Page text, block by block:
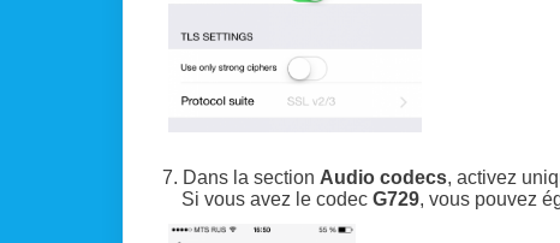
7. Dans la section Audio codecs, activez
Si vous avez le codec G729, vous pouvez